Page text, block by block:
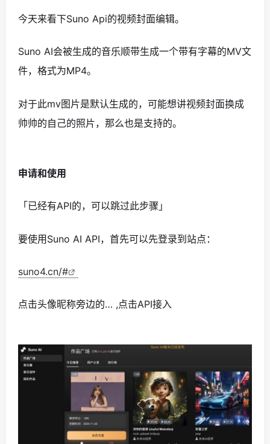
今天来看下Suno Api的视频封面编辑。
Suno AI会被生成的音乐顺带生成一个带有字幕的MV文
件，格式为MP4。
对于此mv图片是默认生成的，可能想讲视频封面换成
帅帅的自己的照片，那么也是支持的。
申请和使用
「已经有API的，可以跳过此步骤」
要使用Suno AI API，首先可以先登录到站点：
suno4.cn/#
点击头像昵称旁边的… ,点击API接入